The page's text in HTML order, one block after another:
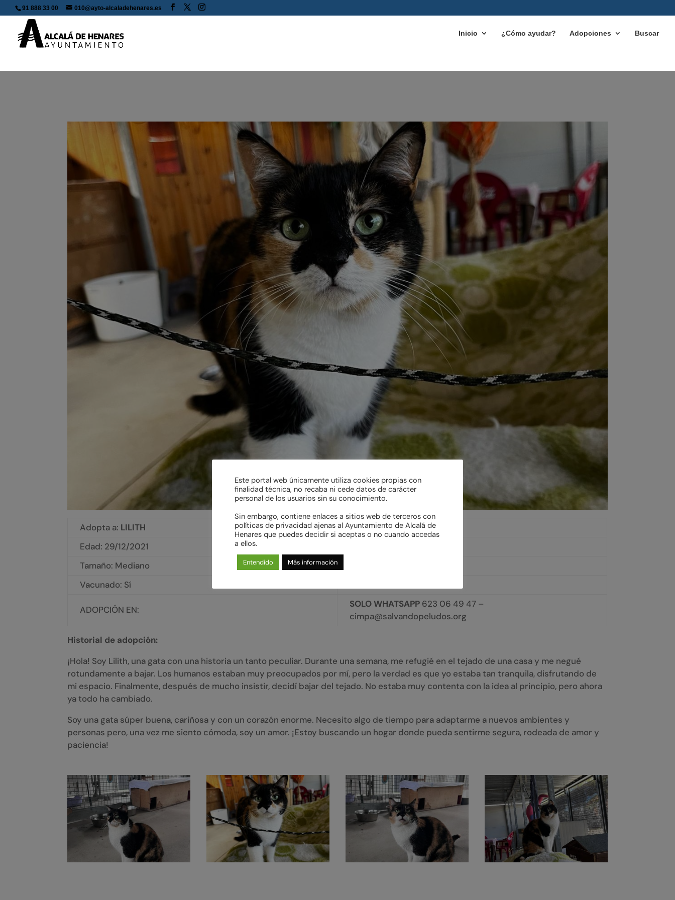
91 888 33 00 010@ayto-alcaladehenares.es
Inicio ¿Cómo ayudar? Adopciones Buscar
Adopta a: LILITH
Raza: Común Europeo
Edad: 29/12/2021
Tamaño: Mediano
Vacunado: Sí
ADOPCIÓN EN:
SOLO WHATSAPP 623 06 49 47 –
cimpa@salvandopeludos.org
Historial de adopción:
¡Hola! Soy Lilith, una gata con una historia un tanto peculiar. Durante una semana, me refugié en el tejado de una casa y me negué
rotundamente a bajar. Los humanos estaban muy preocupados por mí, pero la verdad es que yo estaba tan tranquila, disfrutando de
mi espacio. Finalmente, después de mucho insistir, decidí bajar del tejado. No estaba muy contenta con la idea al principio, pero ahora
ya todo ha cambiado.
Soy una gata súper buena, cariñosa y con un corazón enorme. Necesito algo de tiempo para adaptarme a nuevos ambientes y
personas pero, una vez me siento cómoda, soy un amor. ¡Estoy buscando un hogar donde pueda sentirme segura, rodeada de amor y
paciencia!
Este portal web únicamente utiliza cookies propias con
finalidad técnica, no recaba ni cede datos de carácter
personal de los usuarios sin su conocimiento.
Sin embargo, contiene enlaces a sitios web de terceros con
políticas de privacidad ajenas al Ayuntamiento de Alcalá de
Henares que puedes decidir si aceptas o no cuando accedas
a ellos.
Entendido Más información